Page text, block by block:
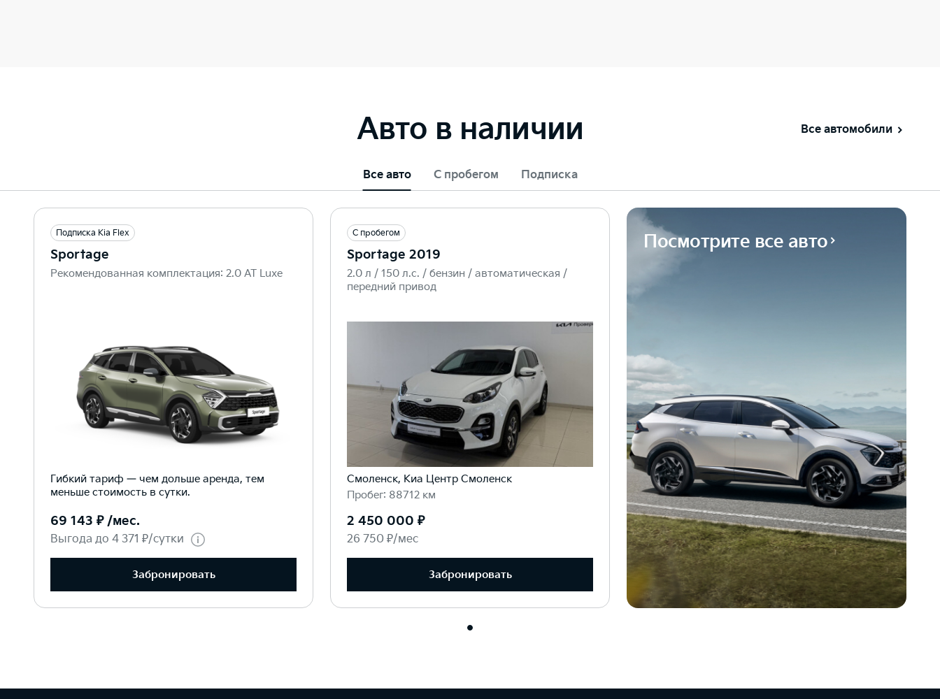
Авто в наличии Все автомобили
Все авто С пробегом Подписка
Подписка Kia Flex
Sportage
Рекомендованная комплектация: 2.0 AT Luxe
Гибкий тариф — чем дольше аренда, тем
меньше стоимость в сутки.
69 143 ₽ /мес.
Выгода до 4 371 ₽/сутки
Забронировать
С пробегом
Sportage 2019
2.0 л / 150 л.c. / бензин / автоматическая /
передний привод
Смоленск, Киа Центр Смоленск
Пробег: 88712 км
2 450 000 ₽
26 750 ₽/мес
Забронировать
Посмотрите все авто